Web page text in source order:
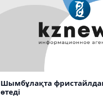
Шымбұлақта
өтеді